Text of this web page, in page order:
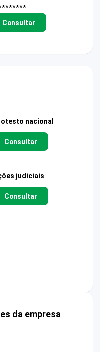
Consultar
nacional
Consultar
judiciais
Consultar
da empresa